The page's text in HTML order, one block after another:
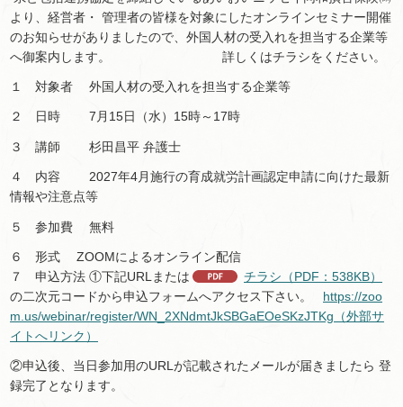
より、経営者・ 管理者の皆様を対象にしたオンラインセミナー開催
のお知らせがありましたので、外国人材の受入れを担当する企業等
へ御案内します。 詳しくはチラシをください。
１ 対象者 外国人材の受入れを担当する企業等
２ 日時 7月15日（水）15時～17時
３ 講師 杉田昌平 弁護士
４ 内容 2027年4月施行の育成就労計画認定申請に向けた最新
情報や注意点等
５ 参加費 無料
６ 形式 ZOOMによるオンライン配信
７ 申込方法 ①下記URLまたは
チラシ（PDF：538KB）
の二次元コードから申込フォームへアクセス下さい。 https://zoo
m.us/webinar/register/WN_2XNdmtJkSBGaEOeSKzJTKg（外部サ
イトへリンク）
②申込後、当日参加用のURLが記載されたメールが届きましたら 登
録完了となります。